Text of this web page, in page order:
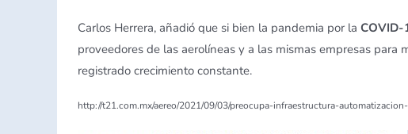
Carlos Herrera, añadió que si bien la pandemia por la COVID-
proveedores de las aerolíneas y a las mismas empresas para
registrado crecimiento constante.
http://t21.com.mx/aereo/2021/09/03/preocupa-infraestructura-